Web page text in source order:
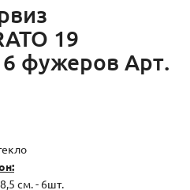
19
фужеров Арт.
см. - 6шт.